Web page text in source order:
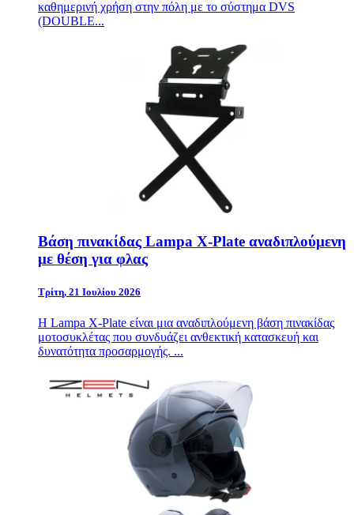
καθημερινή χρήση στην πόλη με το σύστημα DVS
(DOUBLE...
Βάση πινακίδας Lampa X-Plate αναδιπλούμενη
με θέση για φλας
Τρίτη, 21 Ιουλίου 2026
Η Lampa X-Plate είναι μια αναδιπλούμενη βάση πινακίδας
μοτοσυκλέτας που συνδυάζει ανθεκτική κατασκευή και
δυνατότητα προσαρμογής. ...